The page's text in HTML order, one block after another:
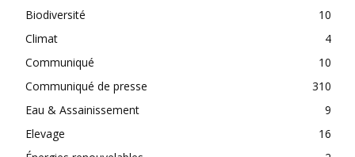
Biodiversité
10
Climat
4
Communiqué
10
Communiqué de presse
310
Eau & Assainissement
9
Elevage
16